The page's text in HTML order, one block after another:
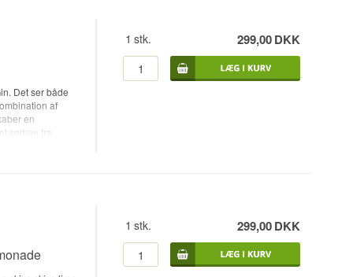
Det ser både
af
en
sødme fra
1 stk. 299,00DKK
1 stk. 299,00DKK